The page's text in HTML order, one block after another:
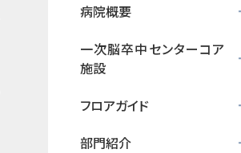
病院概要
一次脳卒中センターコア
施設
フロアガイド
部門紹介